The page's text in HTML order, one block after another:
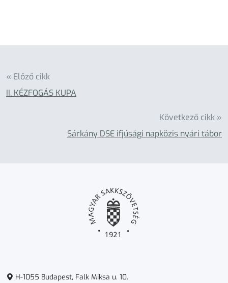
« Előző cikk
II. KÉZFOGÁS KUPA
Következő cikk »
Sárkány DSE ifjúsági napközis nyári tábor
H-1055 Budapest, Falk Miksa u. 10.